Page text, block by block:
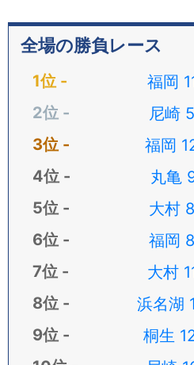
全場の勝負レース
福岡
尼崎
福岡
丸亀
大村
福岡
大村
浜名湖
桐生